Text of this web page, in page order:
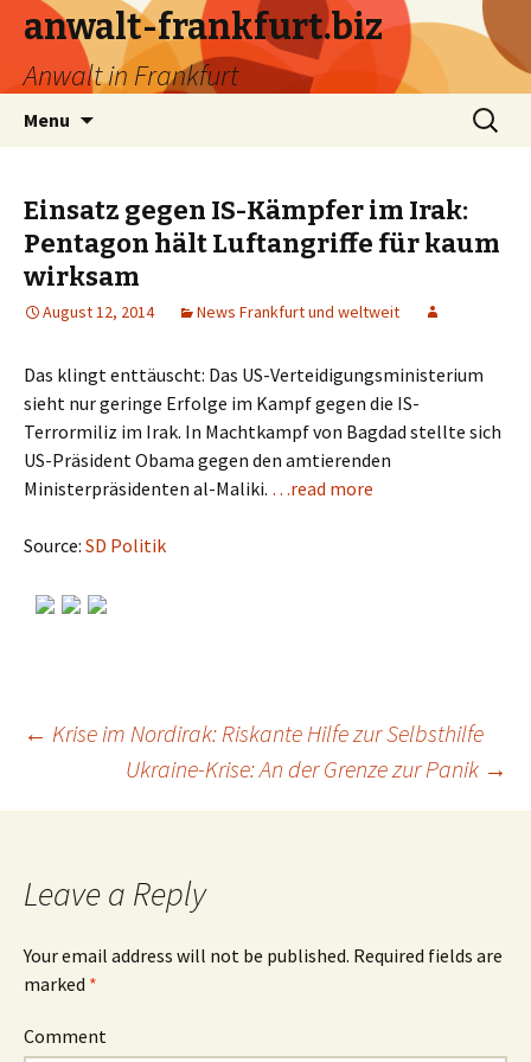
anwalt-frankfurt.biz
Anwalt in Frankfurt
Menu
Search
for:
Einsatz gegen IS-Kämpfer im Irak:
Pentagon hält Luftangriffe für kaum
wirksam
August 12, 2014 News Frankfurt und weltweit
Das klingt enttäuscht: Das US-Verteidigungsministerium
sieht nur geringe Erfolge im Kampf gegen die IS-
Terrormiliz im Irak. In Machtkampf von Bagdad stellte sich
US-Präsident Obama gegen den amtierenden
Ministerpräsidenten al-Maliki. …read more
Source: SD Politik
Post
navigation
← Krise im Nordirak: Riskante Hilfe zur Selbsthilfe
Ukraine-Krise: An der Grenze zur Panik →
Leave a Reply
Your email address will not be published. Required fields are
marked *
Comment